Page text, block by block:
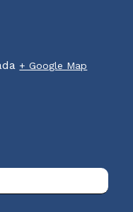
+ Google Map